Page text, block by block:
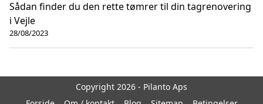
Sådan finder du den rette tømrer til din tagrenovering
i Vejle
28/08/2023
Copyright 2026 - Pilanto Aps